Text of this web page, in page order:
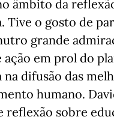
âmbito da
Tive o gosto de
grande
em prol do
na difusão das
humano.
reflexão sobre